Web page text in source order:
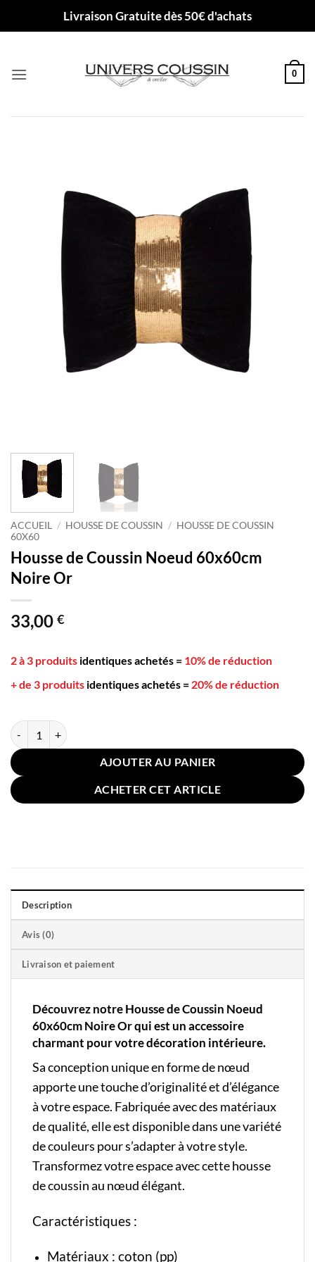
Livraison Gratuite dès 50€ d'achats
0
ACCUEIL / HOUSSE DE COUSSIN / HOUSSE DE COUSSIN
60X60
Housse de Coussin Noeud 60x60cm
Noire Or
33,00 €
2 à 3 produits identiques achetés = 10% de réduction
+ de 3 produits identiques achetés = 20% de réduction
quantité de Housse de Coussin Noeud 60x60cm Noire Or
AJOUTER AU PANIER
ACHETER CET ARTICLE
Description
Avis (0)
Livraison et paiement
Découvrez notre Housse de Coussin Noeud
60x60cm Noire Or qui est un accessoire
charmant pour votre décoration intérieure.
Sa conception unique en forme de nœud
apporte une touche d’originalité et d’élégance
à votre espace. Fabriquée avec des matériaux
de qualité, elle est disponible dans une variété
de couleurs pour s’adapter à votre style.
Transformez votre espace avec cette housse
de coussin au nœud élégant.
Caractéristiques :
Matériaux : coton (pp)